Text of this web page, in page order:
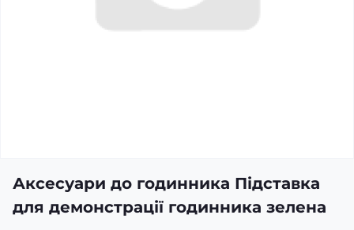
Аксесуари до годинника Підставка
для демонстрації годинника зелена